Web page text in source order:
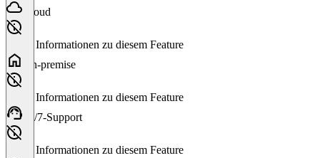
Cloud
Keine Informationen zu diesem Feature
On-premise
Keine Informationen zu diesem Feature
24/7-Support
Keine Informationen zu diesem Feature